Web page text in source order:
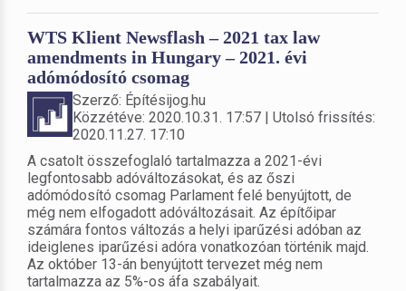
WTS Klient Newsflash – 2021 tax law
amendments in Hungary – 2021. évi
adómódosító csomag
Szerző: Építésijog.hu
Közzétéve: 2020.10.31. 17:57 | Utolsó frissítés:
2020.11.27. 17:10
A csatolt összefoglaló tartalmazza a 2021-évi
legfontosabb adóváltozásokat, és az őszi
adómódosító csomag Parlament felé benyújtott, de
még nem elfogadott adóváltozásait. Az építőipar
számára fontos változás a helyi iparűzési adóban az
ideiglenes iparűzési adóra vonatkozóan történik majd.
Az október 13-án benyújtott tervezet még nem
tartalmazza az 5%-os áfa szabályait.